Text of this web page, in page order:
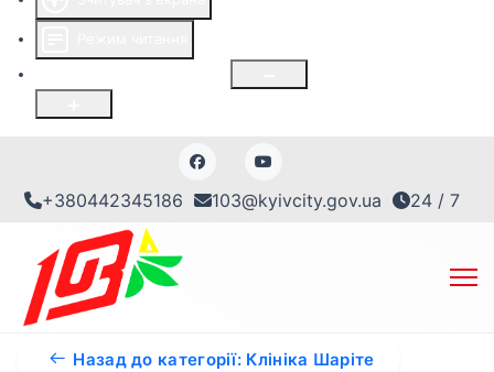
+380442345186 103@kyivcity.gov.ua 24 / 7
Назад до категорії: Клініка Шаріте